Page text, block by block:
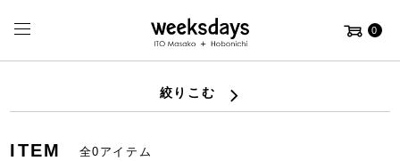
0
絞りこむ
ITEM 全0アイテム